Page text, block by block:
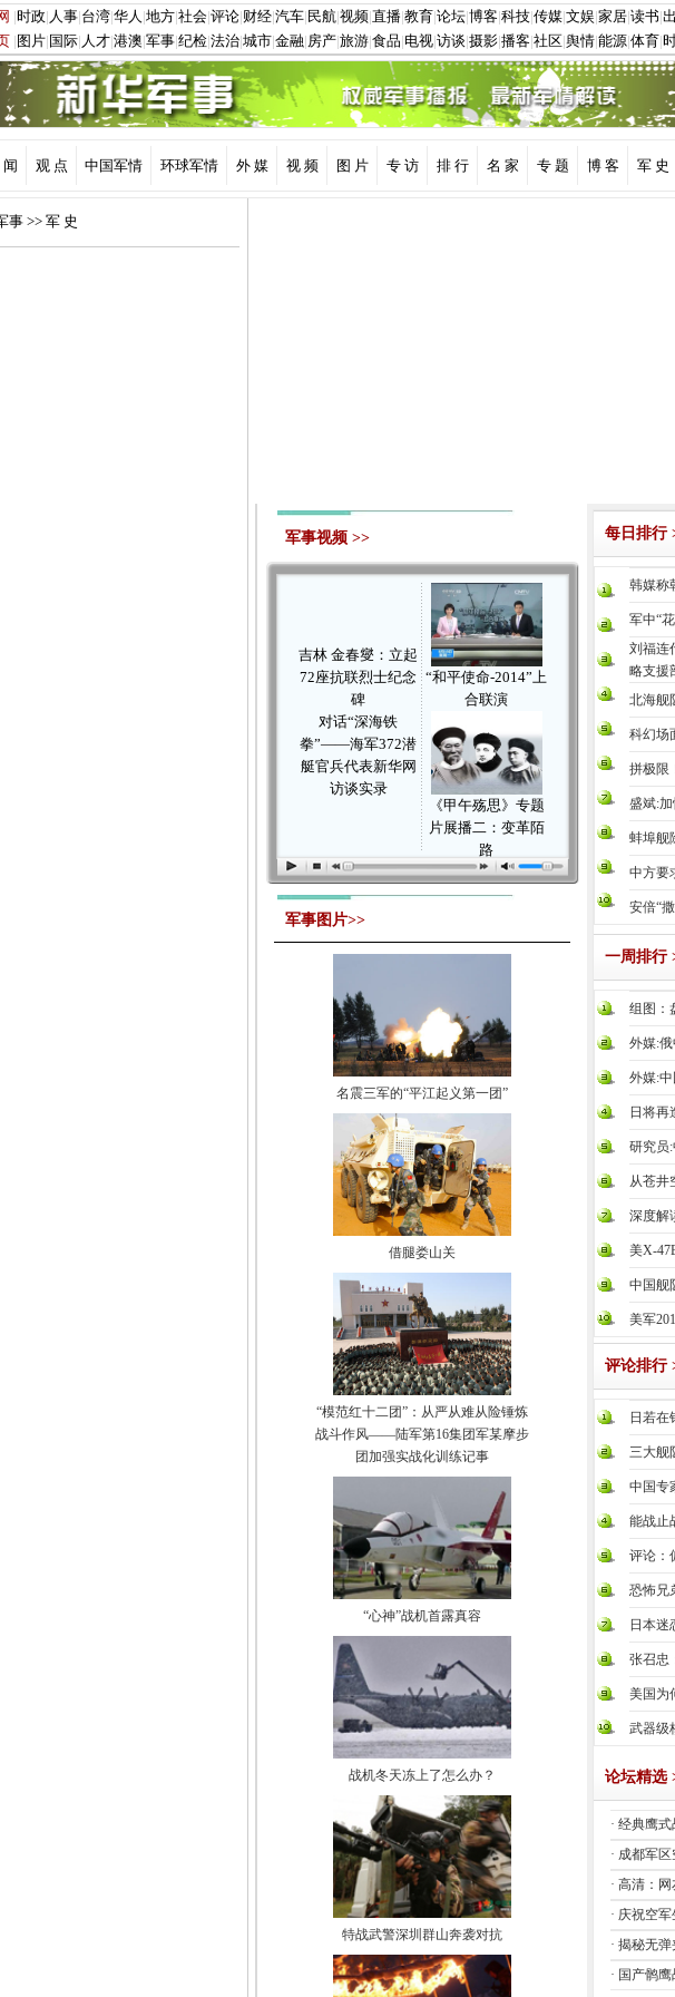
闻 观 点 中国军情 环球军情 外 媒 视 频 图 片 专 访 排 行 名 家 专 题 博 客 军 史
事 >> 军 史